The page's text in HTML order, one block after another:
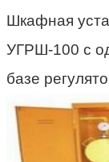
Шкафная
УГРШ-100 с
базе